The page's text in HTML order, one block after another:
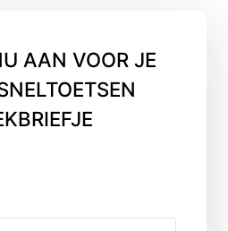
AAN VOOR JE